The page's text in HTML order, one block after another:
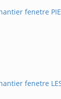
fenetre
fenetre